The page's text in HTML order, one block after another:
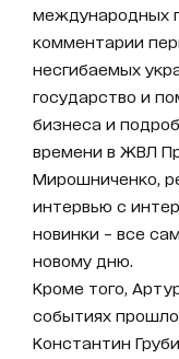
международных
комментарии
несгибаемых
государство и
бизнеса и
времени в ЖВЛ
Мирошниченко,
интервью с
новинки – все
новому дню.
Кроме того,
событиях
Константин